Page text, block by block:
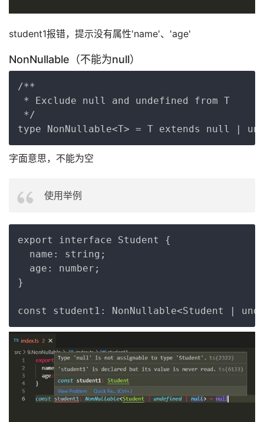
student1报错，提示没有属性'name'、'age'
NonNullable（不能为null）
/**
* Exclude null and undefined from T
*/
字面意思，不能为空
使用举例
export interface Student {
  name: string;
  age: number;
}